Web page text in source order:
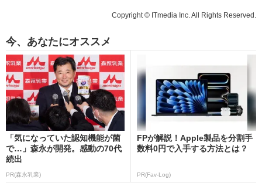
Copyright © ITmedia Inc. All Rights Reserved.
今、あなたにオススメ
「気になっていた認知機能が菌
で…」森永が開発。感動の70代
続出
PR(森永乳業)
FPが解説！Apple製品を分割手
数料0円で入手する方法とは？
PR(Fav-Log)